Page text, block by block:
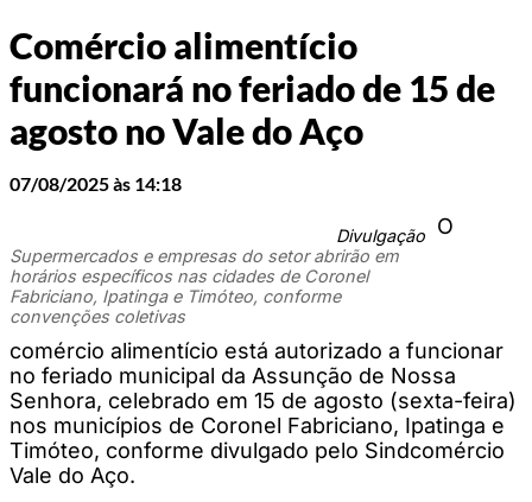
Comércio alimentício
funcionará no feriado de 15 de
agosto no Vale do Aço
07/08/2025 às 14:18
Divulgação
Supermercados e empresas do setor abrirão em
horários específicos nas cidades de Coronel
Fabriciano, Ipatinga e Timóteo, conforme
convenções coletivas
O
comércio alimentício está autorizado a funcionar
no feriado municipal da Assunção de Nossa
Senhora, celebrado em 15 de agosto (sexta-feira)
nos municípios de Coronel Fabriciano, Ipatinga e
Timóteo, conforme divulgado pelo Sindcomércio
Vale do Aço.